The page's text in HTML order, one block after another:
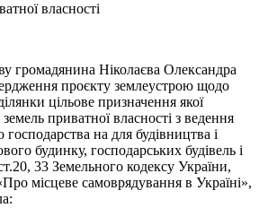
власності
Ніколаєва Олександра
проєкту землеустрою щодо
цільове призначення якої
приватної власності з ведення
господарства на для будівництва і
будинку, господарських будівель і
33 Земельного кодексу України,
місцеве самоврядування в Україні»,